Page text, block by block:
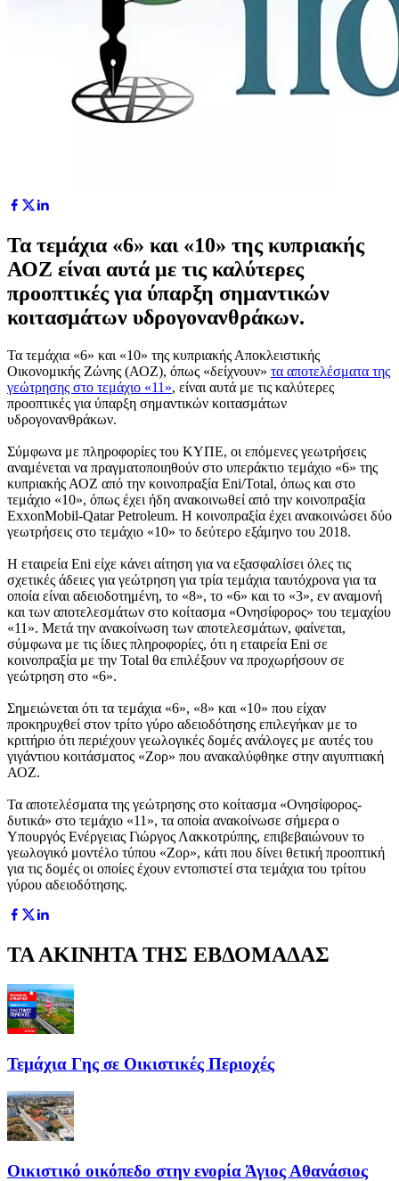
Τα τεμάχια «6» και «10» της κυπριακής
ΑΟΖ είναι αυτά με τις καλύτερες
προοπτικές για ύπαρξη σημαντικών
κοιτασμάτων υδρογονανθράκων.
Τα τεμάχια «6» και «10» της κυπριακής Αποκλειστικής
Οικονομικής Ζώνης (ΑΟΖ), όπως «δείχνουν» τα αποτελέσματα της
γεώτρησης στο τεμάχιο «11», είναι αυτά με τις καλύτερες
προοπτικές για ύπαρξη σημαντικών κοιτασμάτων
υδρογονανθράκων.
Σύμφωνα με πληροφορίες του ΚΥΠΕ, οι επόμενες γεωτρήσεις
αναμένεται να πραγματοποιηθούν στο υπεράκτιο τεμάχιο «6» της
κυπριακής ΑΟΖ από την κοινοπραξία Eni/Total, όπως και στο
τεμάχιο «10», όπως έχει ήδη ανακοινωθεί από την κοινοπραξία
ExxonMobil-Qatar Petroleum. Η κοινοπραξία έχει ανακοινώσει δύο
γεωτρήσεις στο τεμάχιο «10» το δεύτερο εξάμηνο του 2018.
Η εταιρεία Eni είχε κάνει αίτηση για να εξασφαλίσει όλες τις
σχετικές άδειες για γεώτρηση για τρία τεμάχια ταυτόχρονα για τα
οποία είναι αδειοδοτημένη, το «8», το «6» και το «3», εν αναμονή
και των αποτελεσμάτων στο κοίτασμα «Ονησίφορος» του τεμαχίου
«11». Μετά την ανακοίνωση των αποτελεσμάτων, φαίνεται,
σύμφωνα με τις ίδιες πληροφορίες, ότι η εταιρεία Eni σε
κοινοπραξία με την Total θα επιλέξουν να προχωρήσουν σε
γεώτρηση στο «6».
Σημειώνεται ότι τα τεμάχια «6», «8» και «10» που είχαν
προκηρυχθεί στον τρίτο γύρο αδειοδότησης επιλεγήκαν με το
κριτήριο ότι περιέχουν γεωλογικές δομές ανάλογες με αυτές του
γιγάντιου κοιτάσματος «Ζορ» που ανακαλύφθηκε στην αιγυπτιακή
ΑΟΖ.
Τα αποτελέσματα της γεώτρησης στο κοίτασμα «Ονησίφορος-
δυτικά» στο τεμάχιο «11», τα οποία ανακοίνωσε σήμερα ο
Υπουργός Ενέργειας Γιώργος Λακκοτρύπης, επιβεβαιώνουν το
γεωλογικό μοντέλο τύπου «Ζορ», κάτι που δίνει θετική προοπτική
για τις δομές οι οποίες έχουν εντοπιστεί στα τεμάχια του τρίτου
γύρου αδειοδότησης.
ΤΑ ΑΚΙΝΗΤΑ ΤΗΣ ΕΒΔΟΜΑΔΑΣ
Τεμάχια Γης σε Οικιστικές Περιοχές
Οικιστικό οικόπεδο στην ενορία Άγιος Αθανάσιος